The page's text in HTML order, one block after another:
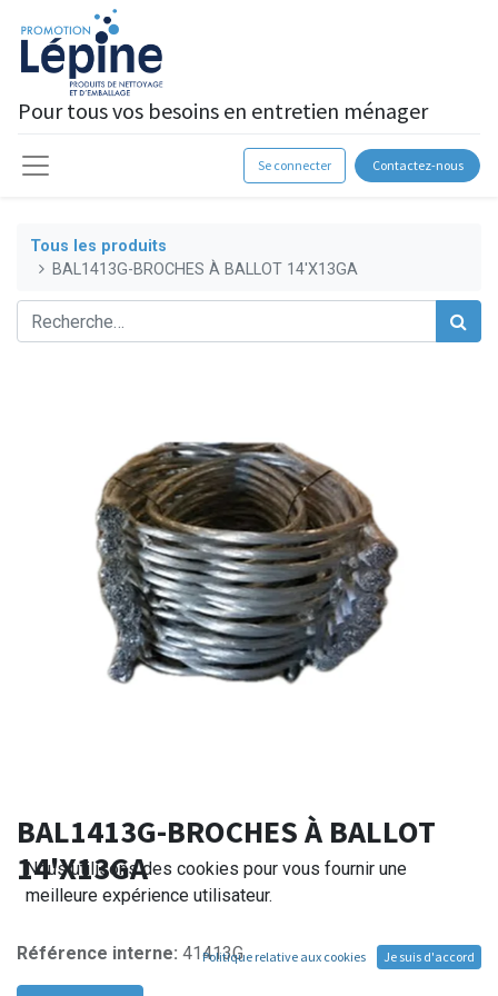
Pour tous vos besoins en entretien ménager
Se connecter Contactez-nous
Tous les produits
BAL1413G-BROCHES À BALLOT 14'X13GA
BAL1413G-BROCHES À BALLOT
14'X13GA
Référence interne: 41413G
Nous utilisons des cookies pour vous fournir une
meilleure expérience utilisateur.
Politique relative aux cookies Je suis d'accord